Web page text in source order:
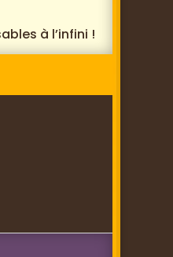
à l’infini !